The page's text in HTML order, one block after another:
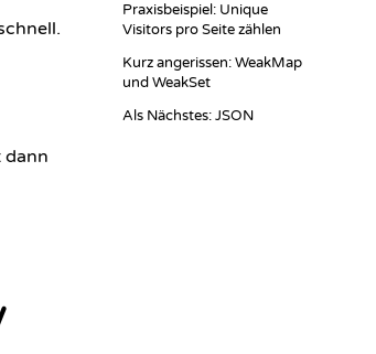
dann
Praxisbeispiel: Unique
Visitors pro Seite zählen
Kurz angerissen: WeakMap
und WeakSet
Als Nächstes: JSON